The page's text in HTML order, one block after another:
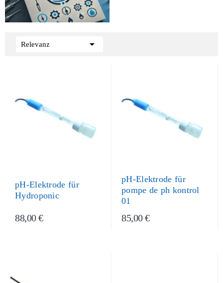
Relevanz 
pH-Elektrode für
Hydroponic
88,00 €
pH-Elektrode für
pompe de ph kontrol
01
85,00 €